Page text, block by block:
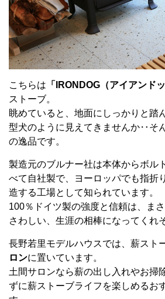
こちらは 「IRONDOG（アイアンドッ
ストーブ。
眺めていると、地面にしっかりと踏
型犬のように見えてきませんか‥そ
の逸品です。
製造元のブルナー社は本体からボル
べて自社製で、ヨーロッパでも指折
造する工場として知られています。
100％ドイツ製の強度と信頼は、ま
さわしい、生涯の相棒になってくれ
長野若里モデルハウスでは、薪スト
ロンに置いています。
土間サロンなら薪の出し入れやお掃
ずに薪ストーブライフを楽しめるお